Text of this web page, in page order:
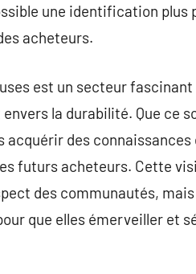
une identification plus
acheteurs.
est un secteur
la durabilité. Que ce
des
futurs acheteurs. Cette
des communautés,
que elles émerveiller et